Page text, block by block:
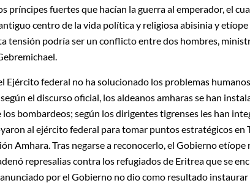
príncipes fuertes que hacían la guerra al emperador, el
centro de la vida política y religiosa abisinia y
tensión podría ser un conflicto entre dos hombres,
Ejército federal no ha solucionado los problemas
el discurso oficial, los aldeanos amharas se han
los bombardeos; según los dirigentes tigrenses les han
al ejército federal para tomar puntos estratégicos
Amhara. Tras negarse a reconocerlo, el Gobierno
represalias contra los refugiados de Eritrea que se
por el Gobierno no dio como resultado